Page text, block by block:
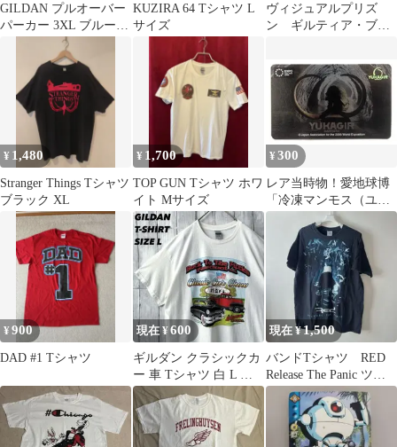
GILDAN プルオーバー
パーカー 3XL ブルー
KUZIRA 64 Tシャツ L
サイズ
ヴィジュアルプリズ
ン ギルティア・ブリ
¥ 1,480
Stranger Things Tシャツ
ブラック XL
¥ 1,700
TOP GUN Tシャツ ホワ
イト Mサイズ
¥300
レア当時物！愛地球博
「冷凍マンモス（ユカ
ギル） カード」／万
博、EXPO2005
¥900
DAD #1 Tシャツ
現在 ¥600
ギルダン クラシックカ
ー 車 Tシャツ 白 L バ
ックトゥザ50s レトロ
古着
現在 ¥1,500
バンドTシャツ RED
Release The Panic ツア
ーTシャツ